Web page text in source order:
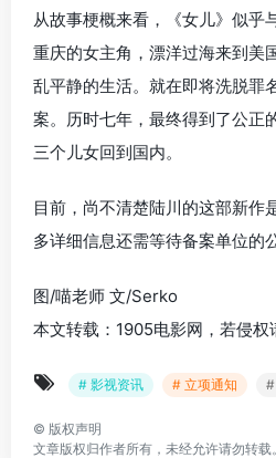
从故事梗概来看，《女儿》似乎
重庆的女主角，漂洋过海来到美
乱平静的生活。就在即将洗脱罪
案。历时七年，最终得到了公正
三个儿女回到国内。
目前，尚不清楚陆川的这部新作
多详细信息还需等待备案单位的
图/喵老师 文/Serko
本文转载：1905电影网，若侵权
# 影视资讯 # 立项通知 #
© 版权声明
文章版权归作者所有，未经允许请勿转载。